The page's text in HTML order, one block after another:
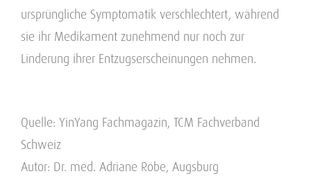
ursprüngliche Symptomatik verschlechtert, während
sie ihr Medikament zunehmend nur noch zur
Linderung ihrer Entzugserscheinungen nehmen.
Quelle: YinYang Fachmagazin, TCM Fachverband
Schweiz
Autor: Dr. med. Adriane Röbe, Augsburg